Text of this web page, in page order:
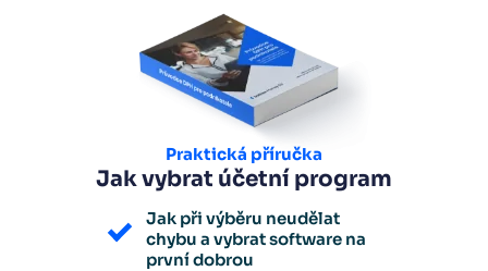
Praktická příručka
Jak vybrat účetní program
Jak při výběru neudělat
chybu a vybrat software na
první dobrou